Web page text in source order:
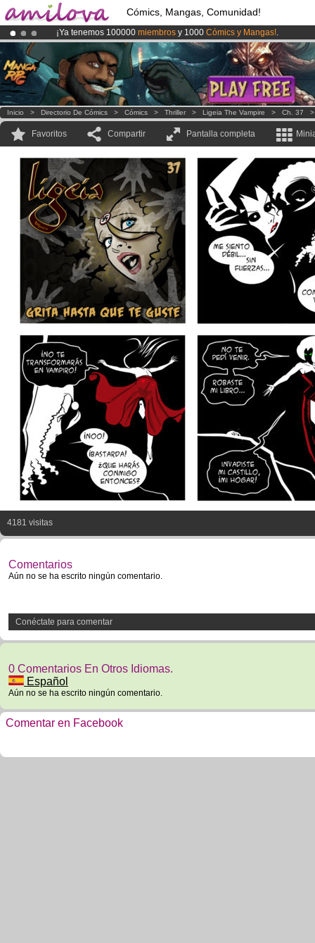
Cómics, Mangas, Comunidad!
¡Ya tenemos 100000 miembros y 1000 Cómics y Mangas!.
¡Conviertete en Premium por3.95 eurosal mes!Hazte Premium ya
El Kickstarter Amilova está desormado lanzado!.
Inicio > Directorio De Cómics > Cómics > Thriller > Ligeia The Vampire > Ch. 37
Favoritos Compartir Pantalla completa
4181 visitas
Comentarios
Aún no se ha escrito ningún comentario.
Conéctate para comentar
0 Comentarios En Otros Idiomas.
Español
Aún no se ha escrito ningún comentario.
Comentar en Facebook